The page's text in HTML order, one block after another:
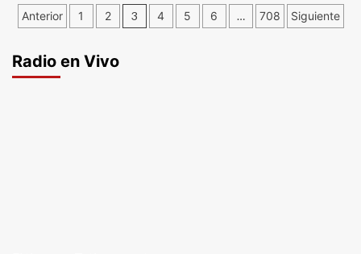
Paginación
entradas
Anterior 1 2 3 4 5 6 … 708 Siguiente
Radio en Vivo